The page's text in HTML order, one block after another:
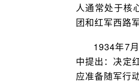
人通常处于核
团和红军西路军
1934年7
中提出：决定
应准备随军行